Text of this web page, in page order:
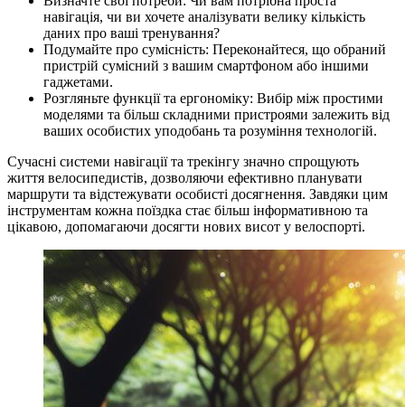
навігація, чи ви хочете аналізувати велику кількість
даних про ваші тренування?
Подумайте про сумісність: Переконайтеся, що обраний
пристрій сумісний з вашим смартфоном або іншими
гаджетами.
Розгляньте функції та ергономіку: Вибір між простими
моделями та більш складними пристроями залежить від
ваших особистих уподобань та розуміння технологій.
Сучасні системи навігації та трекінгу значно спрощують
життя велосипедистів, дозволяючи ефективно планувати
маршрути та відстежувати особисті досягнення. Завдяки цим
інструментам кожна поїздка стає більш інформативною та
цікавою, допомагаючи досягти нових висот у велоспорті.